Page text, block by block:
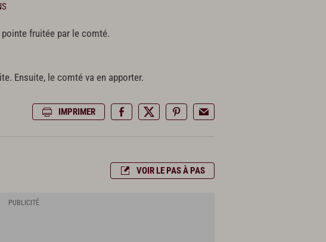
fruitée par le comté.
Ensuite, le comté va en apporter.
IMPRIMER
VOIR LE PAS À PAS